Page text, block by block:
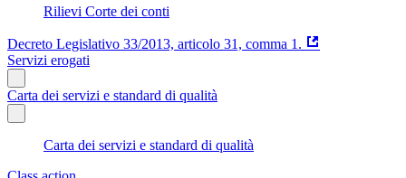
Rilievi Corte dei conti
Decreto Legislativo 33/2013, articolo 31, comma 1.
Servizi erogati
Carta dei servizi e standard di qualità
Carta dei servizi e standard di qualità